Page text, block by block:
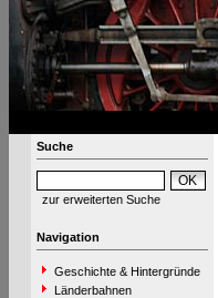
Suche
zur erweiterten Suche
Navigation
Geschichte & Hintergründe
Länderbahnen